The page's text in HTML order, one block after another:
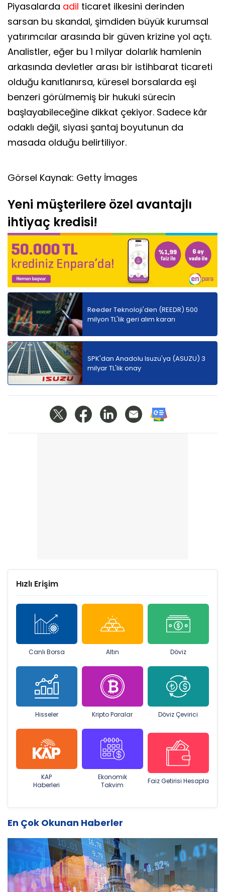
Piyasalarda adil ticaret ilkesini derinden
sarsan bu skandal, şimdiden büyük kurumsal
yatırımcılar arasında bir güven krizine yol açtı.
Analistler, eğer bu 1 milyar dolarlık hamlenin
arkasında devletler arası bir istihbarat ticareti
olduğu kanıtlanırsa, küresel borsalarda eşi
benzeri görülmemiş bir hukuki sürecin
başlayabileceğine dikkat çekiyor. Sadece kâr
odaklı değil, siyasi şantaj boyutunun da
masada olduğu belirtiliyor.
Görsel Kaynak: Getty İmages
Yeni müşterilere özel avantajlı
ihtiyaç kredisi!
Reeder Teknoloji'den (REEDR) 500
milyon TL'lik geri alım kararı
SPK'dan Anadolu Isuzu'ya (ASUZU) 3
milyar TL'lik onay
Hızlı Erişim
Canlı Borsa Altın Döviz
Hisseler Kripto Paralar Döviz Çevirici
KAP
Haberleri
Ekonomik
Takvim
Faiz Getirisi Hesapla
En Çok Okunan Haberler